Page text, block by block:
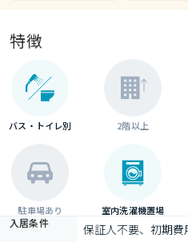
特徴
バス・トイレ別 2階以上
駐車場あり 室内洗濯機置場
入居条件 保証人不要、初期